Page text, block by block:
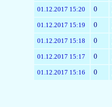
01.12.2017 15:20 0
01.12.2017 15:19 0
01.12.2017 15:18 0
01.12.2017 15:17 0
01.12.2017 15:16 0